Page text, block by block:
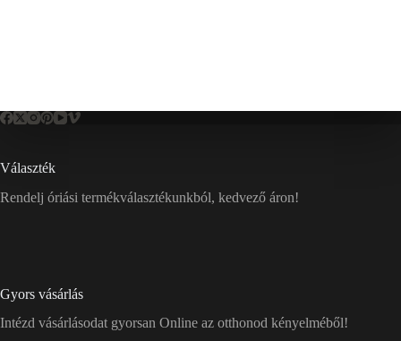
Választék
Rendelj óriási termékválasztékunkból, kedvező áron!
Gyors vásárlás
Intézd vásárlásodat gyorsan Online az otthonod kényelméből!